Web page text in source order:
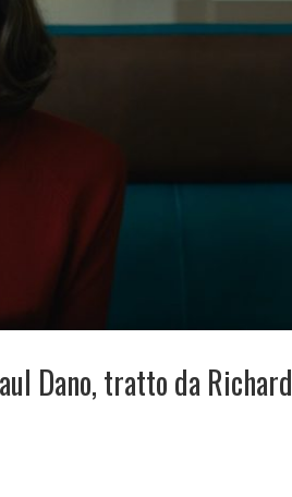
Dano, tratto da Richard